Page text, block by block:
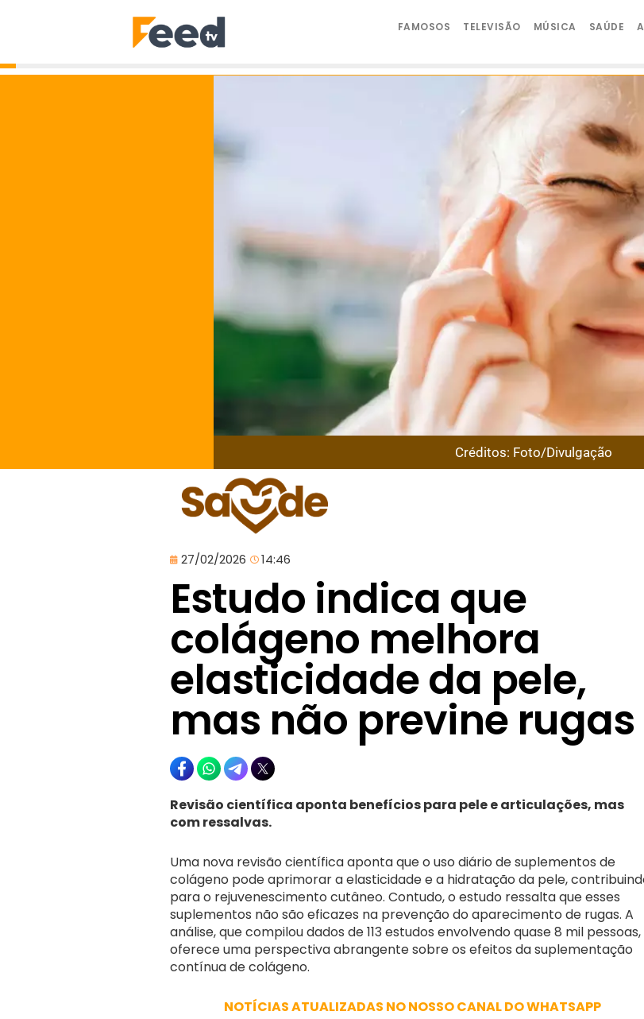
FAMOSOS TELEVISÃO MÚSICA SAÚDE
Créditos: Foto/Divulgação
27/02/2026 14:46
Estudo indica que
colágeno melhora
elasticidade da pele,
mas não previne rugas
Revisão científica aponta benefícios para pele e articulações, mas
com ressalvas.
Uma nova revisão científica aponta que o uso diário de suplementos de
colágeno pode aprimorar a elasticidade e a hidratação da pele,
para o rejuvenescimento cutâneo. Contudo, o estudo ressalta que esses
suplementos não são eficazes na prevenção do aparecimento de rugas. A
análise, que compilou dados de 113 estudos envolvendo quase 8 mil pessoas,
oferece uma perspectiva abrangente sobre os efeitos da suplementação
contínua de colágeno.
NOTÍCIAS ATUALIZADAS NO NOSSO CANAL DO WHATSAPP